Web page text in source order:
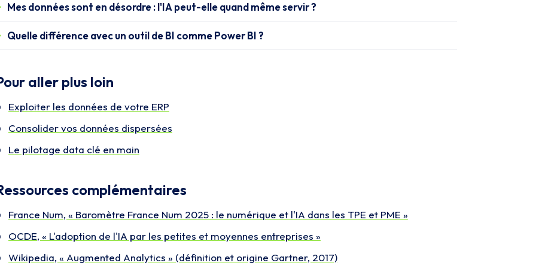
Mes données sont en désordre : l'IA peut-elle quand même servir ?
Quelle différence avec un outil de BI comme Power BI ?
aller plus loin
Exploiter les données de votre ERP
Consolider vos données dispersées
Le pilotage data clé en main
complémentaires
France Num, « Baromètre France Num 2025 : le numérique et l'IA dans les TPE et PME »
OCDE, « L'adoption de l'IA par les petites et moyennes entreprises »
Wikipedia, « Augmented Analytics » (définition et origine Gartner, 2017)